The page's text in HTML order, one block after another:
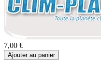
7,00 €
Ajouter au panier